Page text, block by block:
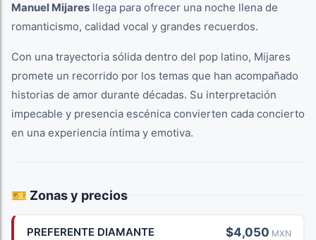
Manuel Mijares llega para ofrecer una noche llena de
romanticismo, calidad vocal y grandes recuerdos.
Con una trayectoria sólida dentro del pop latino, Mijares
promete un recorrido por los temas que han acompañado
historias de amor durante décadas. Su interpretación
impecable y presencia escénica convierten cada concierto
en una experiencia íntima y emotiva.
🎫 Zonas y precios
PREFERENTE DIAMANTE $4,050 MXN